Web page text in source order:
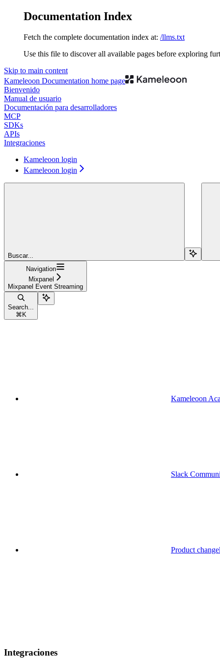
Documentation Index
Fetch the complete documentation index at: /llms.txt
Use this file to discover all available pages before exploring
Skip to main content
Kameleoon Documentation home page
Bienvenido
Manual de usuario
Documentación para desarrolladores
MCP
SDKs
APIs
Integraciones
Kameleoon login
Kameleoon login
Buscar...
Navigation
Mixpanel
Mixpanel Event Streaming
Search...
⌘ K
Kameleoon
Slack
Product
Integraciones